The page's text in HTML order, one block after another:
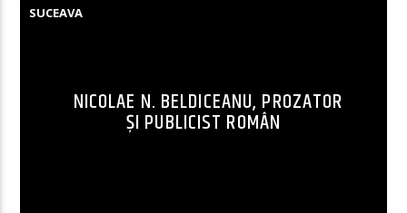
SUCEAVA
NICOLAE N. BELDICEANU, PROZATOR
ȘI PUBLICIST ROMÂN